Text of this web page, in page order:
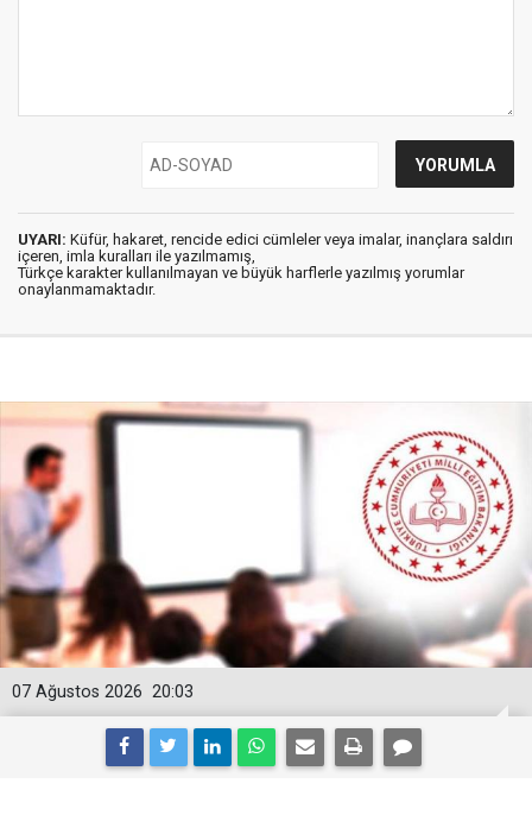
UYARI: Küfür, hakaret, rencide edici cümleler veya imalar, inançlara saldırı
içeren, imla kuralları ile yazılmamış,
Türkçe karakter kullanılmayan ve büyük harflerle yazılmış yorumlar
onaylanmamaktadır.
20:03
07 Ağustos 2026